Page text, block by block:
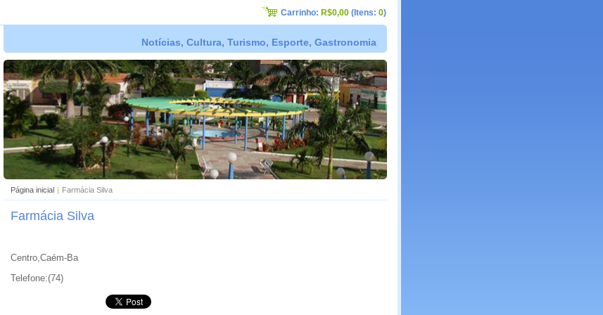
Notícias, Cultura, Turismo, Esporte, Gastronomia
Página inicial | Farmácia Silva
Farmácia Silva
Centro,Caém-Ba
Telefone:(74)
Carrinho: R$0,00 (Itens: 0)